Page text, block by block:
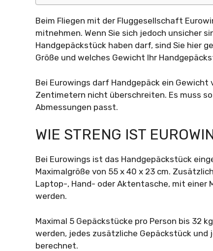
Beim Fliegen mit der Fluggesellschaft
mitnehmen. Wenn Sie sich jedoch unsicher
Handgepäckstück haben darf, sind Sie hier
Größe und welches Gewicht Ihr
Bei Eurowings darf Handgepäck ein Gewicht
Zentimetern nicht überschreiten. Es muss
Abmessungen passt.
WIE STRENG IST
Bei Eurowings ist das Handgepäckstück
Maximalgröße von 55 x 40 x 23 cm.
Laptop-, Hand- oder Aktentasche, mit einer
werden.
Maximal 5 Gepäckstücke pro Person bis 32
werden, jedes zusätzliche Gepäckstück und
berechnet.